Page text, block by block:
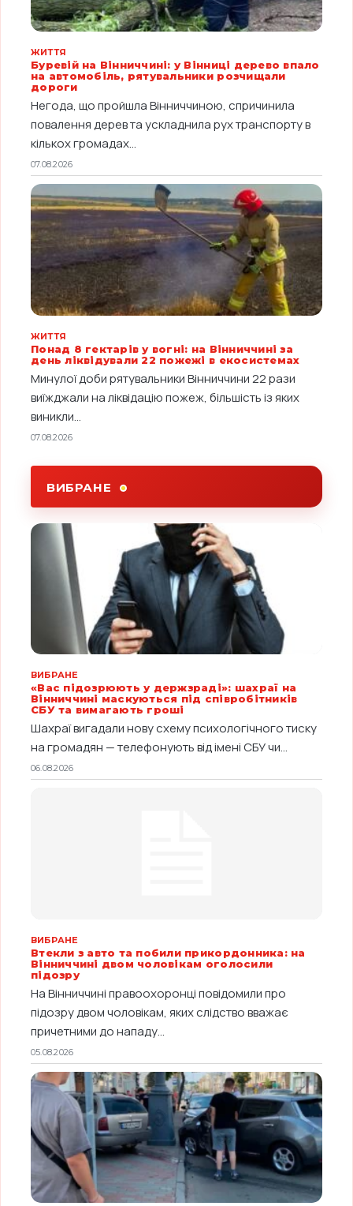
ЖИТТЯ
Буревій на Вінниччині: у Вінниці дерево впало
на автомобіль, рятувальники розчищали
дороги
Негода, що пройшла Вінниччиною, спричинила
повалення дерев та ускладнила рух транспорту в
кількох громадах...
07.08.2026
ЖИТТЯ
Понад 8 гектарів у вогні: на Вінниччині за
день ліквідували 22 пожежі в екосистемах
Минулої доби рятувальники Вінниччини 22 рази
виїжджали на ліквідацію пожеж, більшість із яких
виникли...
07.08.2026
ВИБРАНЕ
ВИБРАНЕ
«Вас підозрюють у держзраді»: шахраї на
Вінниччині маскуються під співробітників
СБУ та вимагають гроші
Шахраї вигадали нову схему психологічного тиску
на громадян — телефонують від імені СБУ чи...
06.08.2026
ВИБРАНЕ
Втекли з авто та побили прикордонника: на
Вінниччині двом чоловікам оголосили
підозру
На Вінниччині правоохоронці повідомили про
підозру двом чоловікам, яких слідство вважає
причетними до нападу...
05.08.2026